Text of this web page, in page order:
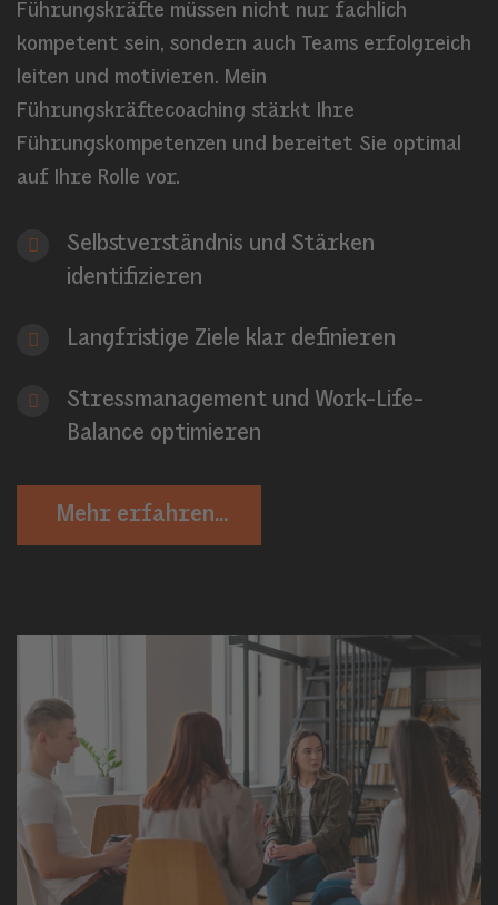
Führungskräfte müssen nicht nur fachlich
kompetent sein, sondern auch Teams erfolgreich
leiten und motivieren. Mein
Führungskräftecoaching stärkt Ihre
Führungskompetenzen und bereitet Sie optimal
auf Ihre Rolle vor.
Selbstverständnis und Stärken
identifizieren
Langfristige Ziele klar definieren
Stressmanagement und Work-Life-
Balance optimieren
Mehr erfahren...